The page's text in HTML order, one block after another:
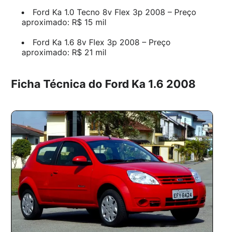
Ford Ka 1.0 Tecno 8v Flex 3p 2008 – Preço
aproximado: R$ 15 mil
Ford Ka 1.6 8v Flex 3p 2008 – Preço
aproximado: R$ 21 mil
Ficha Técnica do Ford Ka 1.6 2008